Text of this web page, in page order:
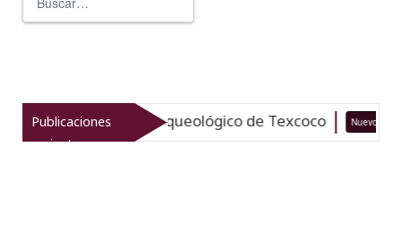
Publicaciones
recientes
el patrimonio arqueológico de Texcoco Nuevo